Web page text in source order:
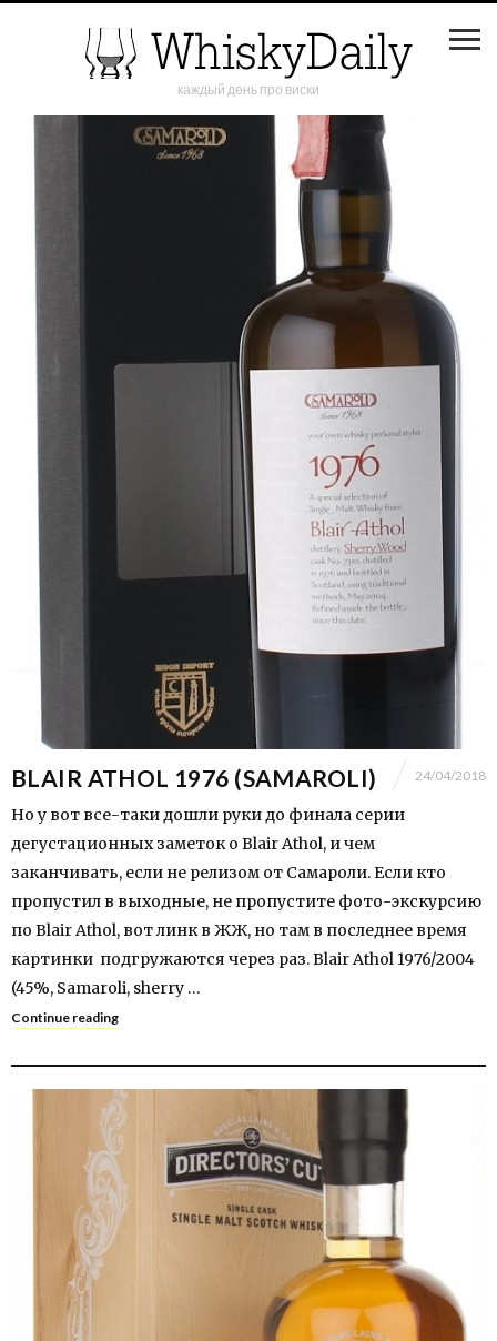
каждый день про виски
BLAIR ATHOL 1976 (SAMAROLI) 24/04/2018
Но у вот все-таки дошли руки до финала серии
дегустационных заметок о Blair Athol, и чем
заканчивать, если не релизом от Самароли. Если кто
пропустил в выходные, не пропустите фото-экскурсию
по Blair Athol, вот линк в ЖЖ, но там в последнее время
картинки подгружаются через раз. Blair Athol 1976/2004
(45%, Samaroli, sherry …
Continue reading